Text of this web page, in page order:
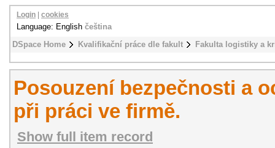
DSpace Home Kvalifikační práce dle fakult Fakulta logistiky a
Login cookies
Language: English čeština
Posouzení bezpečnosti a
při práci ve firmě.
Show full item record